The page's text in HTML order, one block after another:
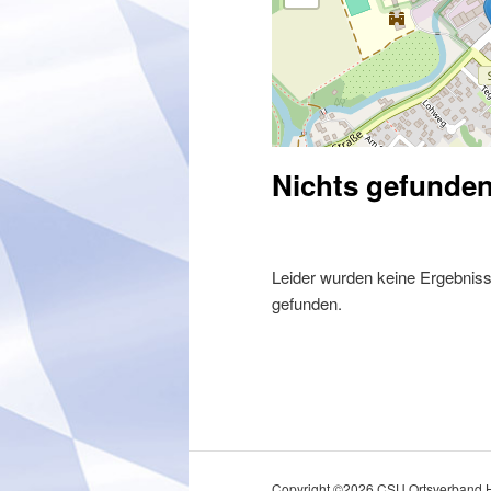
Nichts
Leider wurden keine
gefunden.